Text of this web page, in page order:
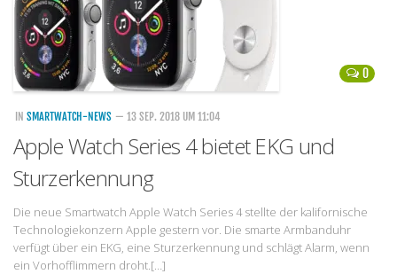
0
IN SMARTWATCH-NEWS — 13 SEP. 2018 UM 11:04
Apple Watch Series 4 bietet EKG und
Sturzerkennung
Die neue Smartwatch Apple Watch Series 4 stellte der kalifornische
Technologiekonzern Apple gestern vor. Die smarte Armbanduhr
verfügt über ein EKG, eine Sturzerkennung und schlägt Alarm, wenn
ein Vorhofflimmern droht.[…]